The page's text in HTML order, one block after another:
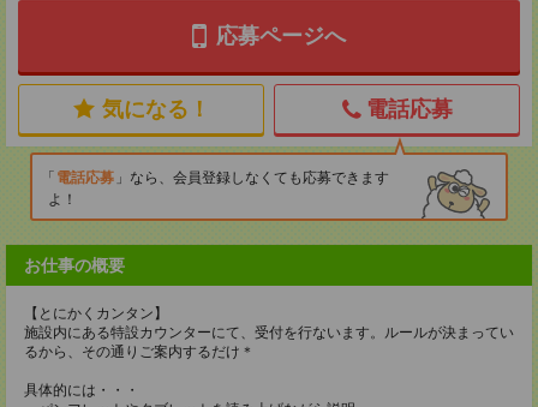
応募ページへ
気になる！ 電話応募
電話応募
なら、会員登録しなくても応募できます
よ！
お仕事の概要
【とにかくカンタン】
施設内にある特設カウンターにて、受付を行ないます。ルールが決まってい
るから、その通りご案内するだけ＊
具体的には・・・